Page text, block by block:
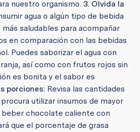
nuestro organismo. 3. Olvida la
agua o algún tipo de bebida
saludables para acompañar
en comparación con las bebidas
Puedes saborizar el agua con
así como con frutos rojos sin
es bonita y el sabor es
porciones: Revisa las cantidades
utilizar insumos de mayor
beber chocolate caliente con
que el porcentaje de grasa